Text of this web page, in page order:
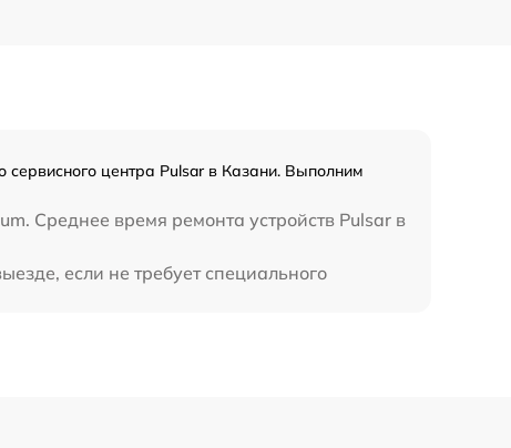
сервисного центра Pulsar в Казани. Выполним
Среднее время ремонта устройств Pulsar в
если не требует специального